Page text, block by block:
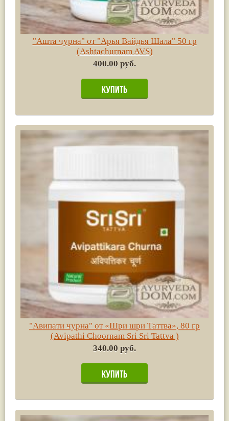
"Ашта чурна" от "Арья Вайдья Шала" 50 гр
(Ashtachurnam AVS)
400.00 руб.
"Авипати чурна" от «Шри шри Таттва», 80 гр
(Avipathi Choornam Sri Sri Tattva )
340.00 руб.